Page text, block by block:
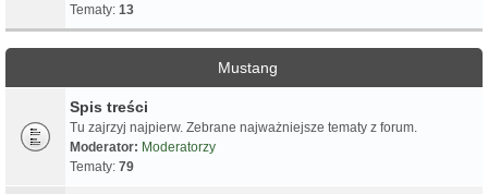
Tematy: 13
Mustang
Spis treści
Tu zajrzyj najpierw. Zebrane najważniejsze tematy z forum.
Moderator: Moderatorzy
Tematy: 79